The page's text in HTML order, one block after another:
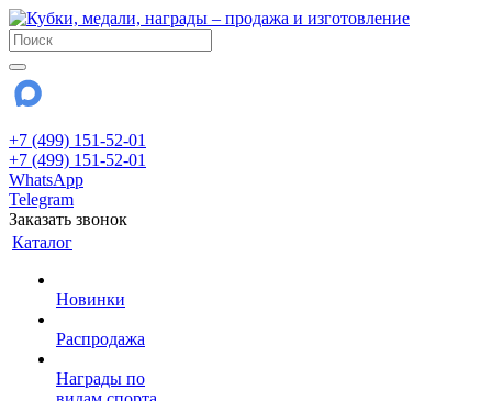
+7 (499) 151-52-01
+7 (499) 151-52-01
WhatsApp
Telegram
Заказать звонок
Каталог
Новинки
Распродажа
Награды по